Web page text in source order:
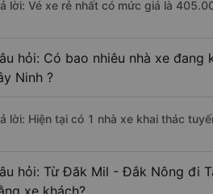
lời: Vé xe rẻ nhất có mức giá là
hỏi: Có bao nhiêu nhà xe
Ninh ?
lời: Hiện tại có 1 nhà xe khai thác
hỏi: Từ Đăk Mil - Đắk Nông đi